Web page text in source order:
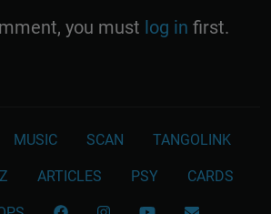
you must log in first.
MUSIC SCAN TANGOLINK
ARTICLES PSY CARDS